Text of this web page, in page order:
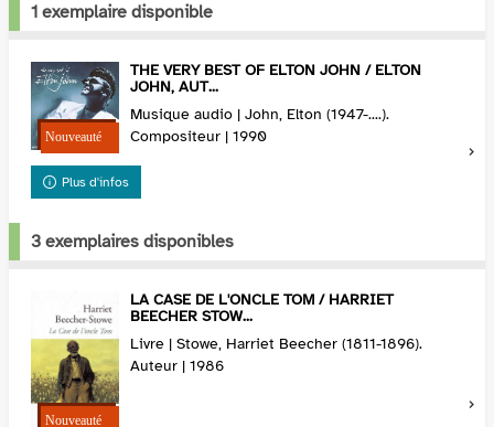
1 exemplaire disponible
THE VERY BEST OF ELTON JOHN / ELTON
JOHN, AUT...
Musique audio | John, Elton (1947-....).
Compositeur | 1990
Plus d'infos
3 exemplaires disponibles
LA CASE DE L'ONCLE TOM / HARRIET
BEECHER STOW...
Livre | Stowe, Harriet Beecher (1811-1896).
Auteur | 1986